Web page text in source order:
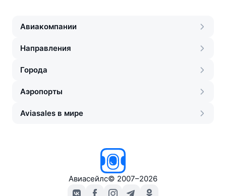
Авиакомпании
Направления
Города
Аэропорты
Aviasales в мире
Авиасейлс© 2007–2026